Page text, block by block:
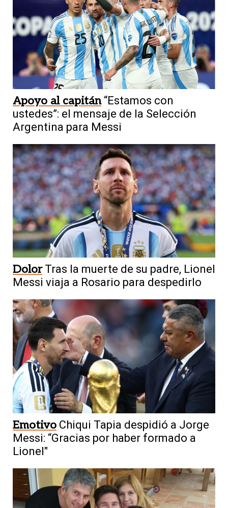
Apoyo al capitán “Estamos con
ustedes”: el mensaje de la Selección
Argentina para Messi
Dolor Tras la muerte de su padre, Lionel
Messi viaja a Rosario para despedirlo
Emotivo Chiqui Tapia despidió a Jorge
Messi: “Gracias por haber formado a
Lionel"